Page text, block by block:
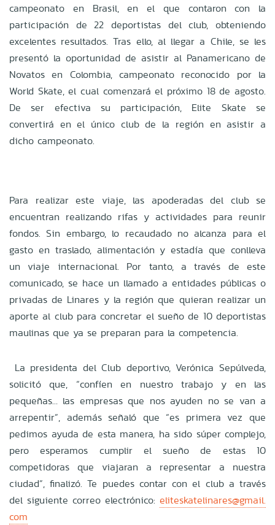
campeonato en Brasil, en el que contaron con la
participación de 22 deportistas del club, obteniendo
excelentes resultados. Tras ello, al llegar a Chile, se les
presentó la oportunidad de asistir al Panamericano de
Novatos en Colombia, campeonato reconocido por la
World Skate, el cual comenzará el próximo 18 de agosto.
De ser efectiva su participación, Elite Skate se
convertirá en el único club de la región en asistir a
dicho campeonato.
Para realizar este viaje, las apoderadas del club se
encuentran realizando rifas y actividades para reunir
fondos. Sin embargo, lo recaudado no alcanza para el
gasto en traslado, alimentación y estadía que conlleva
un viaje internacional. Por tanto, a través de este
comunicado, se hace un llamado a entidades públicas o
privadas de Linares y la región que quieran realizar un
aporte al club para concretar el sueño de 10 deportistas
maulinas que ya se preparan para la competencia.
La presidenta del Club deportivo, Verónica Sepúlveda,
solicitó que, “confíen en nuestro trabajo y en las
pequeñas… las empresas que nos ayuden no se van a
arrepentir”, además señaló que “es primera vez que
pedimos ayuda de esta manera, ha sido súper complejo,
pero esperamos cumplir el sueño de estas 10
competidoras que viajaran a representar a nuestra
ciudad”, finalizó. Te puedes contar con el club a través
del siguiente correo electrónico: eliteskatelinares@gmail.
com